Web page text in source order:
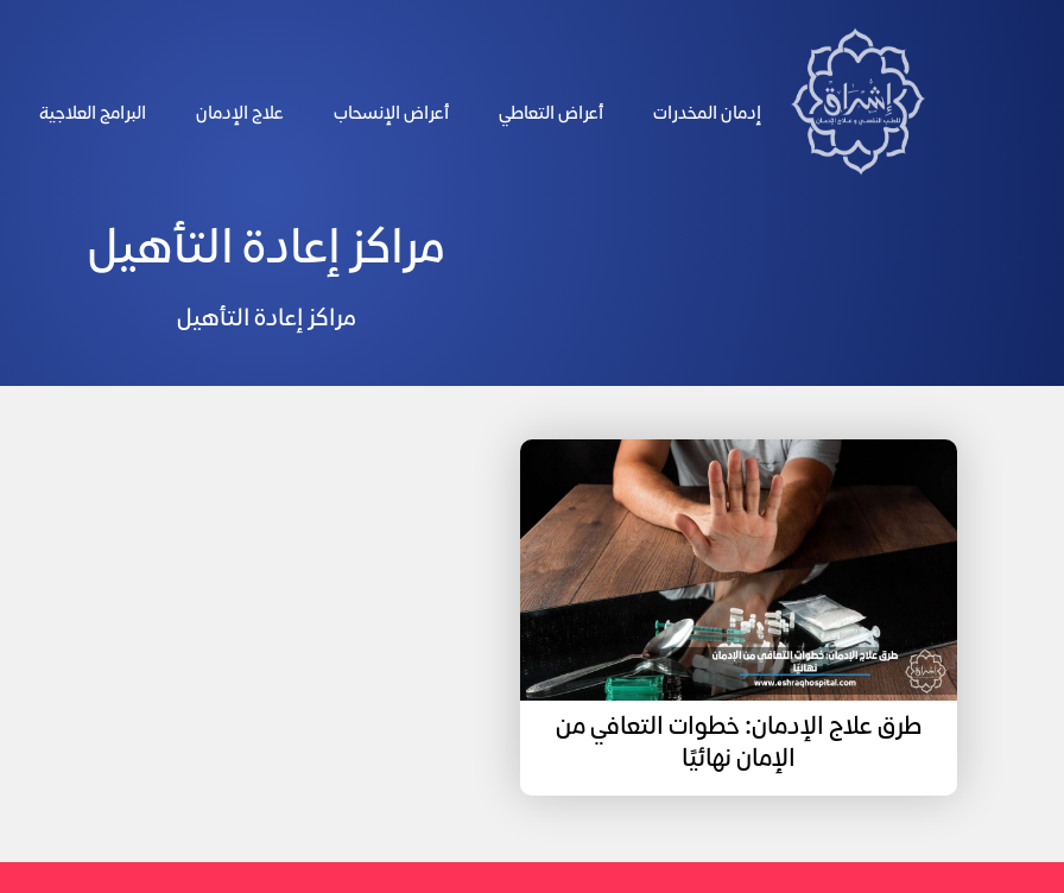
الرئيسية إدمان المخدرات أعراض التعاطي أعراض الإنسحاب علاج الإدمان البرامج العلاجية
مراكز إعادة التأهيل
مراكز إعادة التأهيل
طرق علاج الإدمان: خطوات التعافي من
الإمان نهائيًا